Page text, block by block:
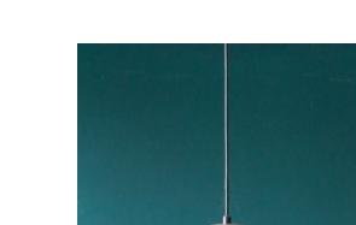
Real
Estate,
Arts